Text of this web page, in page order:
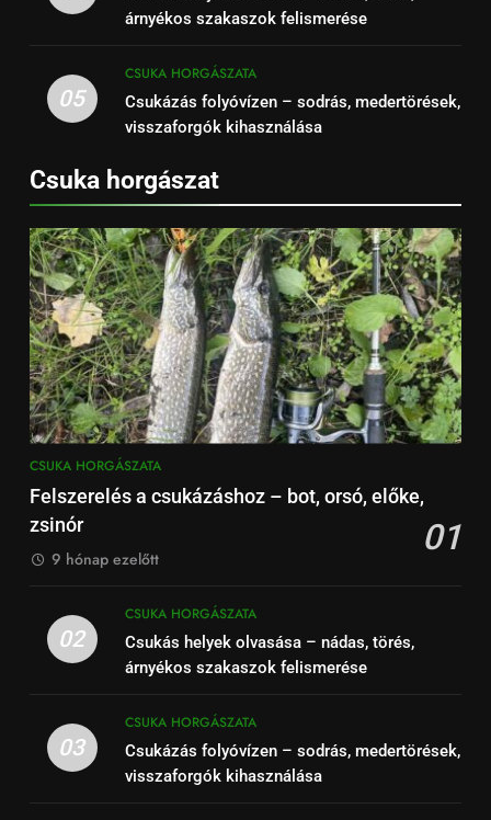
árnyékos szakaszok felismerése
05
CSUKA HORGÁSZATA
Csukázás folyóvízen – sodrás, medertörések,
visszaforgók kihasználása
Csuka horgászat
CSUKA HORGÁSZATA
Felszerelés a csukázáshoz – bot, orsó, előke,
zsinór
01
9 hónap ezelőtt
02
CSUKA HORGÁSZATA
Csukás helyek olvasása – nádas, törés,
árnyékos szakaszok felismerése
03
CSUKA HORGÁSZATA
Csukázás folyóvízen – sodrás, medertörések,
visszaforgók kihasználása